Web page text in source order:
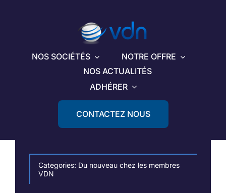
NOS SOCIÉTÉS
NOTRE OFFRE
NOS ACTUALITÉS
ADHÉRER
CONTACTEZ NOUS
Categories: Du nouveau chez les membres
VDN